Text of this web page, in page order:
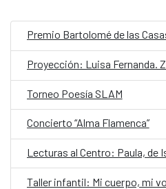
Premio Bartolomé de las
Torneo Poesía SLAM
Concierto “Alma Flamenca”
Lecturas al Centro: Paula, de
Taller infantil: Mi cuerpo, mi